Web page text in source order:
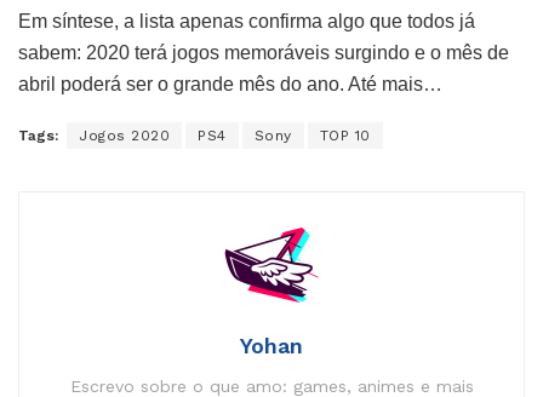
Em síntese, a lista apenas confirma algo que todos já
sabem: 2020 terá jogos memoráveis surgindo e o mês de
abril poderá ser o grande mês do ano. Até mais…
Tags: Jogos 2020 PS4 Sony TOP 10
Yohan
Escrevo sobre o que amo: games, animes e mais